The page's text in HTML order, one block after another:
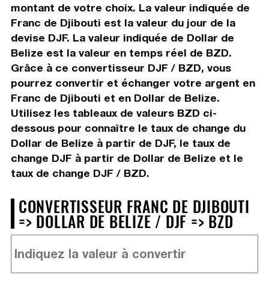
montant de votre choix. La valeur indiquée de
Franc de Djibouti est la valeur du jour de la
devise DJF. La valeur indiquée de Dollar de
Belize est la valeur en temps réel de BZD.
Grâce à ce convertisseur DJF / BZD, vous
pourrez convertir et échanger votre argent en
Franc de Djibouti et en Dollar de Belize.
Utilisez les tableaux de valeurs BZD ci-
dessous pour connaître le taux de change du
Dollar de Belize à partir de DJF, le taux de
change DJF à partir de Dollar de Belize et le
taux de change DJF / BZD.
CONVERTISSEUR FRANC DE DJIBOUTI
=> DOLLAR DE BELIZE / DJF => BZD